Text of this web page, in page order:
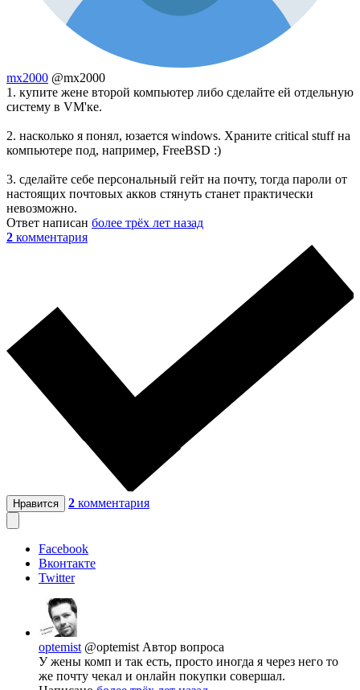
mx2000 @mx2000
1. купите жене второй компьютер либо сделайте ей отдельную
систему в VM'ке.
2. насколько я понял, юзается windows. Храните critical stuff на
компьютере под, например, FreeBSD :)
3. сделайте себе персональный гейт на почту, тогда пароли от
настоящих почтовых акков стянуть станет практически
невозможно.
Ответ написан более трёх лет назад
2 комментария
Нравится 2 комментария
Facebook
Вконтакте
Twitter
optemist @optemist Автор вопроса
У жены комп и так есть, просто иногда я через него то
же почту чекал и онлайн покупки совершал.